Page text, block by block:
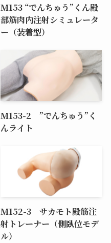
M153 “でんちゅう”くん殿
部筋肉内注射シミュレータ
ー（装着型）
M153-2 ”でんちゅう”く
んライト
M152-3 サカモト殿筋注
射トレーナー（側臥位モデ
ル）